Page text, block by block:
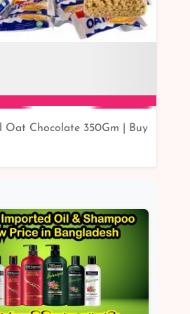
Add to Cart
Oat Chocolate 350Gm | Buy
Shop